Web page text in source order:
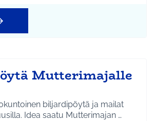
Mutterimajalle
biljardipöytä ja mailat
pitäisi korvata uusilla. Idea saatu Mutterimajan …